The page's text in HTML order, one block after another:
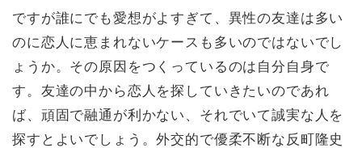
ですが誰にでも愛想がよすぎて、異性の友達は多い
のに恋人に恵まれないケースも多いのではないでし
ょうか。その原因をつくっているのは自分自身で
す。友達の中から恋人を探していきたいのであれ
ば、頑固で融通が利かない、それでいて誠実な人を
探すとよいでしょう。外交的で優柔不断な反町隆史